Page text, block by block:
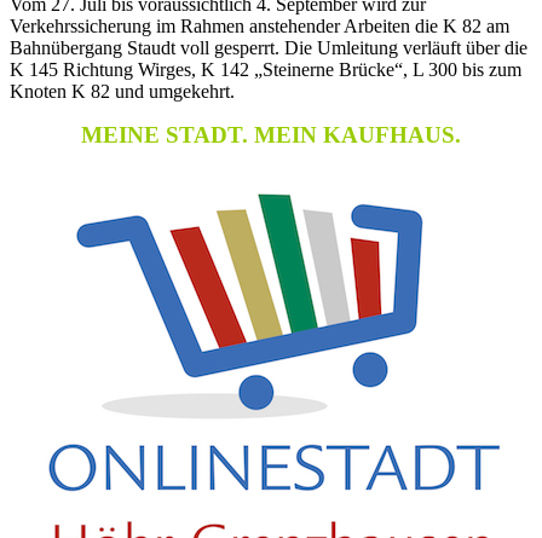
Vom 27. Juli bis voraussichtlich 4. September wird zur
Verkehrssicherung im Rahmen anstehender Arbeiten die K 82 am
Bahnübergang Staudt voll gesperrt. Die Umleitung verläuft über die
K 145 Richtung Wirges, K 142 „Steinerne Brücke“, L 300 bis zum
Knoten K 82 und umgekehrt.
MEINE STADT. MEIN KAUFHAUS.